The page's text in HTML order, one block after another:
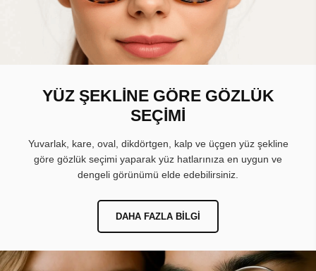
YÜZ ŞEKLİNE GÖRE GÖZLÜK
SEÇİMİ
Yuvarlak, kare, oval, dikdörtgen, kalp ve üçgen yüz şekline
göre gözlük seçimi yaparak yüz hatlarınıza en uygun ve
dengeli görünümü elde edebilirsiniz.
DAHA FAZLA BILGI